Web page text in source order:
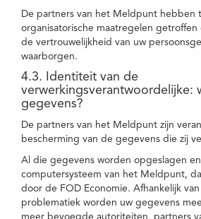
De partners van het Meldpunt hebben
organisatorische maatregelen
de vertrouwelijkheid van uw
waarborgen.
4.3. Identiteit van de
verwerkingsverantwoordelijke:
gegevens?
De partners van het Meldpunt zijn
bescherming van de gegevens die zij
Al die gegevens worden opgeslagen
computersysteem van het Meldpunt,
door de FOD Economie. Afhankelijk
problematiek worden uw gegevens
meer bevoegde autoriteiten, partners